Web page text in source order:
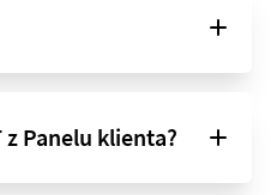
Panelu klienta?